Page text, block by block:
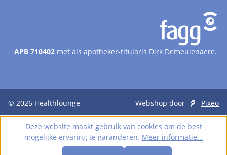
APB 710402 met als apotheker-titularis Dirk Demeulenaere.
© 2026 Healthlounge Webshop door Pixeo
Deze website maakt gebruik van cookies om de best
mogelijke ervaring te garanderen. Meer informatie...